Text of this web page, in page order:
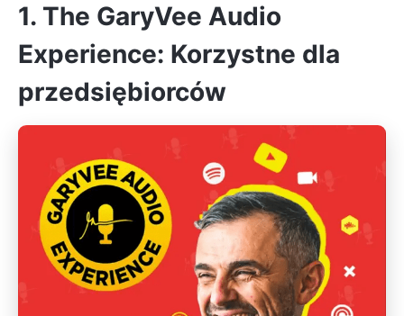
1. The GaryVee Audio
Experience: Korzystne dla
przedsiębiorców